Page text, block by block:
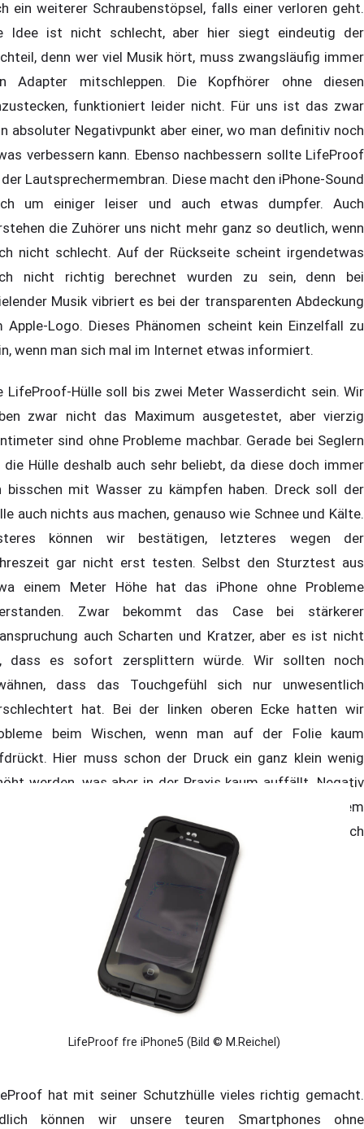
ein weiterer Schraubenstöpsel, falls einer verloren geht.
Idee ist nicht schlecht, aber hier siegt eindeutig der
denn wer viel Musik hört, muss zwangsläufig immer
Adapter mitschleppen. Die Kopfhörer ohne diesen
funktioniert leider nicht. Für uns ist das zwar
absoluter Negativpunkt aber einer, wo man definitiv noch
verbessern kann. Ebenso nachbessern sollte LifeProof
Lautsprechermembran. Diese macht den iPhone-Sound
um einiger leiser und auch etwas dumpfer. Auch
die Zuhörer uns nicht mehr ganz so deutlich, wenn
nicht schlecht. Auf der Rückseite scheint irgendetwas
nicht richtig berechnet wurden zu sein, denn bei
Musik vibriert es bei der transparenten Abdeckung
Apple-Logo. Dieses Phänomen scheint kein Einzelfall zu
wenn man sich mal im Internet etwas informiert.
LifeProof-Hülle soll bis zwei Meter Wasserdicht sein. Wir
zwar nicht das Maximum ausgetestet, aber vierzig
sind ohne Probleme machbar. Gerade bei Seglern
Hülle deshalb auch sehr beliebt, da diese doch immer
bisschen mit Wasser zu kämpfen haben. Dreck soll der
auch nichts aus machen, genauso wie Schnee und Kälte.
können wir bestätigen, letzteres wegen der
gar nicht erst testen. Selbst den Sturztest aus
einem Meter Höhe hat das iPhone ohne Probleme
Zwar bekommt das Case bei stärkerer
auch Scharten und Kratzer, aber es ist nicht
dass es sofort zersplittern würde. Wir sollten noch
dass das Touchgefühl sich nur unwesentlich
hat. Bei der linken oberen Ecke hatten wir
beim Wischen, wenn man auf der Folie kaum
Hier muss schon der Druck ein ganz klein wenig
werden, was aber in der Praxis kaum auffällt. Negativ
leider zu Letzt auch noch ein bunter Schleier auf dem
aufgefallen. Dieser kommt von der Folie und hat sich
nicht entfernen lassen. Stören tut er aber nicht.
LifeProof fre iPhone5 (Bild © M.Reichel)
hat mit seiner Schutzhülle vieles richtig gemacht.
können wir unsere teuren Smartphones ohne